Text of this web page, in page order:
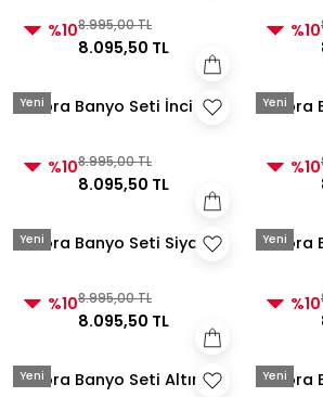
%108.995,00 TL
8.095,50 TL
%10
Yeni
Velora Banyo Seti İnci
%108.995,00 TL
8.095,50 TL
Yeni
Velora
%10
Yeni
Velora Banyo Seti Siyah
%108.995,00 TL
8.095,50 TL
Yeni
Velora
%10
Yeni
Velora Banyo Seti Altın Yeni
Velora